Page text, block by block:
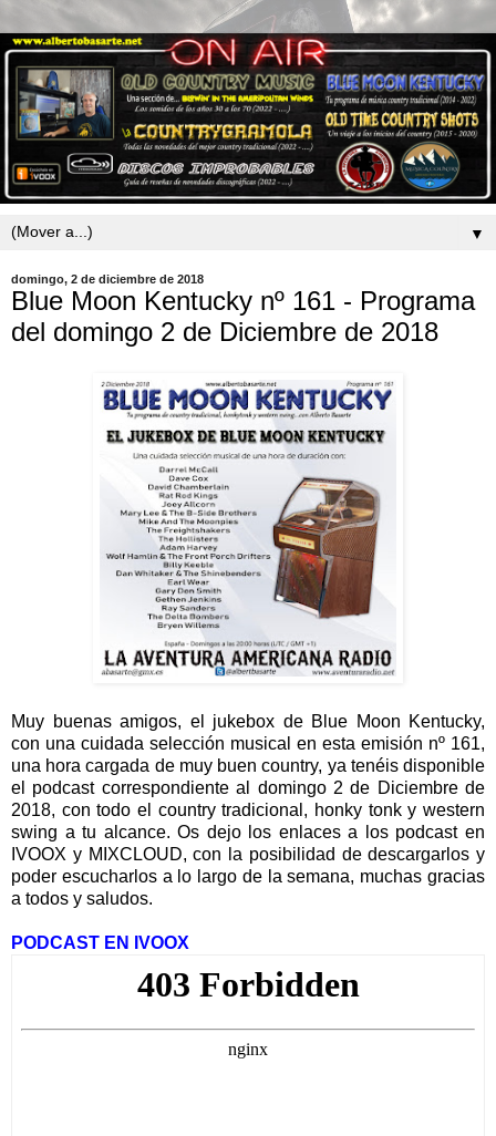
▼
domingo, 2 de diciembre de 2018
Blue Moon Kentucky nº 161 - Programa
del domingo 2 de Diciembre de 2018
Muy buenas amigos, el jukebox de Blue Moon Kentucky,
con una cuidada selección musical en esta emisión nº 161,
una hora cargada de muy buen country, ya tenéis disponible
el podcast correspondiente al domingo 2 de Diciembre de
2018, con todo el country tradicional, honky tonk y western
swing a tu alcance. Os dejo los enlaces a los podcast en
IVOOX y MIXCLOUD, con la posibilidad de descargarlos y
poder escucharlos a lo largo de la semana, muchas gracias
a todos y saludos.
PODCAST EN IVOOX